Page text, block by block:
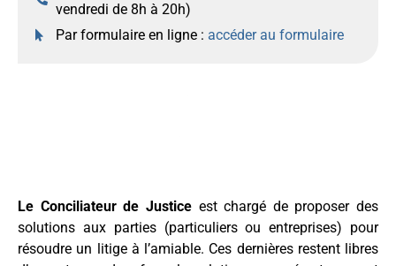
vendredi de 8h à 20h)
Par formulaire en ligne : accéder au formulaire
Le Conciliateur de Justiceest chargé de proposer des
solutions aux parties (particuliers ou entreprises) pour
résoudre un litige à l’amiable. Ces dernières restent libres